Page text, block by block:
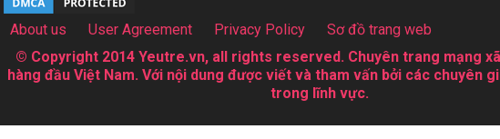
About us User Agreement Privacy Policy
Sơ đồ trang web
© Copyright 2014 Yeutre.vn, all rights reserved. Chuyên trang mạng
hàng đầu Việt Nam. Với nội dung được viết và tham vấn bởi các chuyên
trong lĩnh vực.